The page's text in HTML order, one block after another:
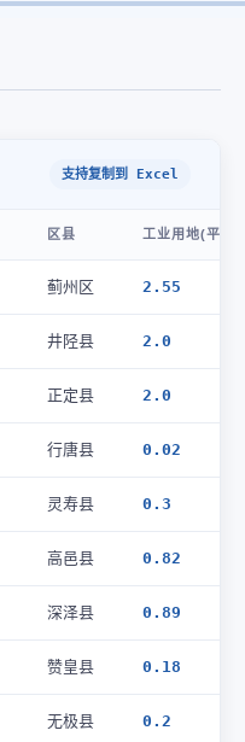
支持复制到 Excel
区县 工业用地(平方
蓟州区 2.55
井陉县 2.0
正定县 2.0
行唐县 0.02
灵寿县 0.3
高邑县 0.82
深泽县 0.89
赞皇县 0.18
无极县 0.2